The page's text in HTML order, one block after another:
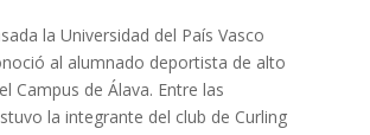
la Universidad del País Vasco
al alumnado deportista de alto
Campus de Álava. Entre las
la integrante del club de Curling